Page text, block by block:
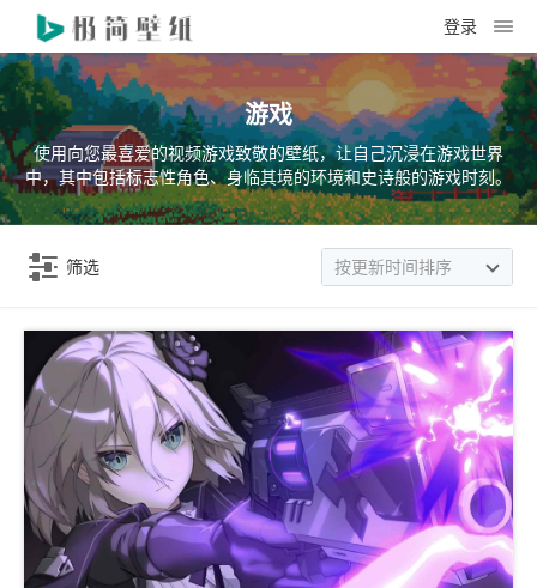
登录
游戏
使用向您最喜爱的视频游戏致敬的壁纸，让自己沉浸在游戏世界
中，其中包括标志性角色、身临其境的环境和史诗般的游戏时刻。
筛选 按更新时间排序